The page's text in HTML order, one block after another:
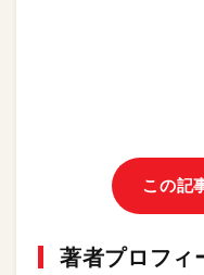
この記
著者プロフィ